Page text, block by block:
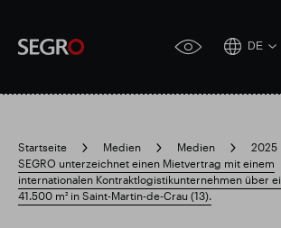
accessibility
DE
Submit
Search
for
Startseite Medien Medien
2025
SEGRO unterzeichnet einen Mietvertrag mit einem
internationalen Kontraktlogistikunternehmen über
41.500 m² in Saint-Martin-de-Crau (13).